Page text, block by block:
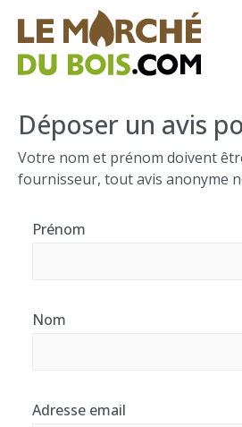
CHAUFFAGE AU BOIS
FAQ
Déposer un avis
Votre nom et prénom doivent
fournisseur, tout avis anonyme
Prénom
Nom
Adresse email